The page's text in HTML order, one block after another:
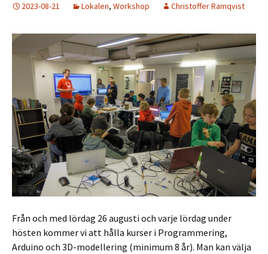
2023-08-21 Lokalen, Workshop Christoffer Ramqvist
Från och med lördag 26 augusti och varje lördag under
hösten kommer vi att hålla kurser i Programmering,
Arduino och 3D-modellering (minimum 8 år). Man kan välja